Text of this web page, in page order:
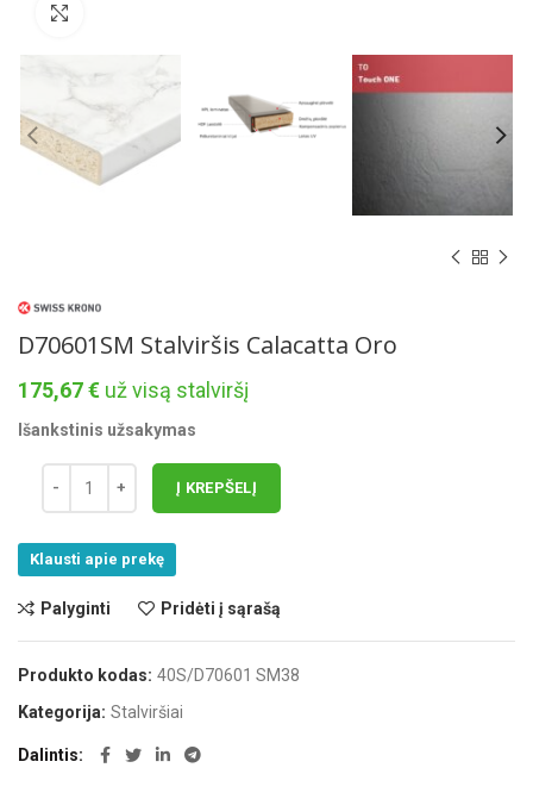
D70601SM Stalviršis Calacatta Oro
175,67€ už visą stalviršį
Išankstinis užsakymas
Į KREPŠELĮ
Klausti apie prekę
Palyginti Pridėti į sąrašą
Produkto kodas: 40S/D70601 SM38
Kategorija: Stalviršiai
Dalintis